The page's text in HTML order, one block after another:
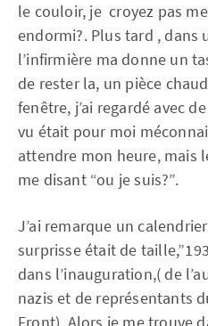
le couloir, je croyez pas
endormi?. Plus tard , dans
l’infirmière ma donne un
de rester la, un pièce
fenêtre, j’ai regardé avec
vu était pour moi
attendre mon heure, mais
me disant “ou je suis?”.
J’ai remarque un
surprisse était de
dans l’inauguration,( de
nazis et de représentants